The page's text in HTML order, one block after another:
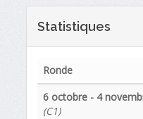
Statistiques
Ronde
6 octobre - 4
(C1)